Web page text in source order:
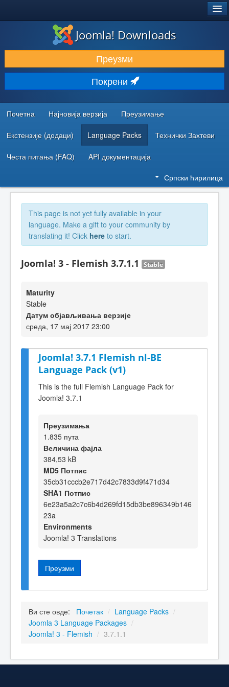
ПРЕУЗИМАЊЕ И ПРОШИРЕЊА (ЕКСТЕНЗИЈЕ)
ОТКРИЈТЕ И НАУЧИТЕ
ЗАЈЕДНИЦА И ПОДРШКА
РЕСУРСИ ЗА РАЗВОЈ
Joomla! Downloads
Преузми
Покрени
Почетна Најновија верзија Преузимање
Екстензије (додаци) Language Packs Технички Захтеви
Честа питања (FAQ) API документација
Српски ћирилица
This page is not yet fully available in your
language. Make a gift to your community by
translating it! Click here to start.
Joomla! 3 - Flemish 3.7.1.1 Stable
Maturity
Stable
Датум објављивања верзије
среда, 17 мај 2017 23:00
Joomla! 3.7.1 Flemish nl-BE
Language Pack (v1)
This is the full Flemish Language Pack for
Joomla! 3.7.1
Преузимања
1.835 пута
Величина фајла
384,53 kB
MD5 Потпис
35cb31cccb2e717d42c7833d9f471d34
SHA1 Потпис
6e23a5a2c7c6b4d269fd15db3be896349b146
23a
Environments
Joomla! 3 Translations
Преузми
Ви сте овде: Почетак / Language Packs /
Joomla 3 Language Packages /
Joomla! 3 - Flemish / 3.7.1.1